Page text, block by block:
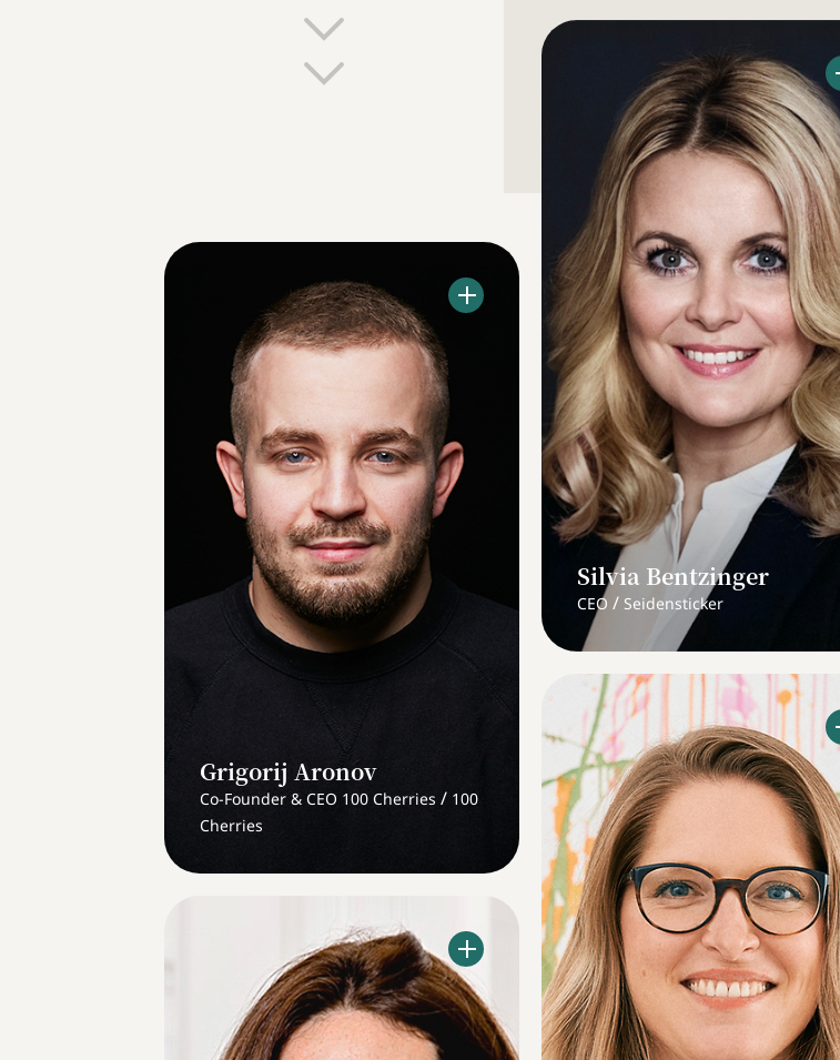
Grigorij Aronov
Co-Founder & CEO 100 Cherries / 100
Cherries
Silvia Bentzinger
CEO / Seidensticker